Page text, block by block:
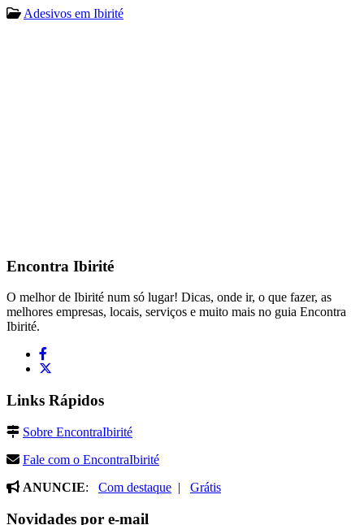
Adesivos em Ibirité
Encontra Ibirité
O melhor de Ibirité num só lugar! Dicas, onde ir, o que fazer, as
melhores empresas, locais, serviços e muito mais no guia Encontra
Ibirité.
Links Rápidos
Sobre EncontraIbirité
Fale com o EncontraIbirité
ANUNCIE: Com destaque | Grátis
Novidades por e-mail